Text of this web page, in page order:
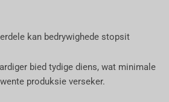
kan bedrywighede stopsit
bied tydige diens, wat minimale
produksie verseker.